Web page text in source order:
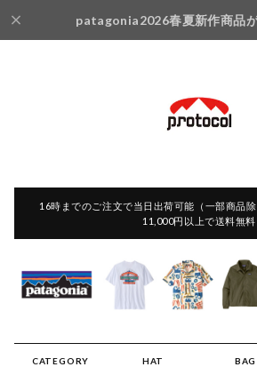
patagonia2026春夏新作商品が
16時までのご注文で当日出荷可能（一部商品除
11,000円以上で送料無料
CATEGORY HAT BAG